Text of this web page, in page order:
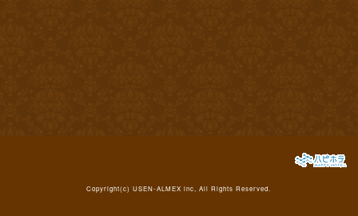
Copyright(c)USEN-ALMEX inc, All Rights Reserved.